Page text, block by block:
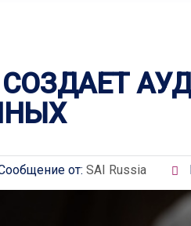
от: SAI Russia